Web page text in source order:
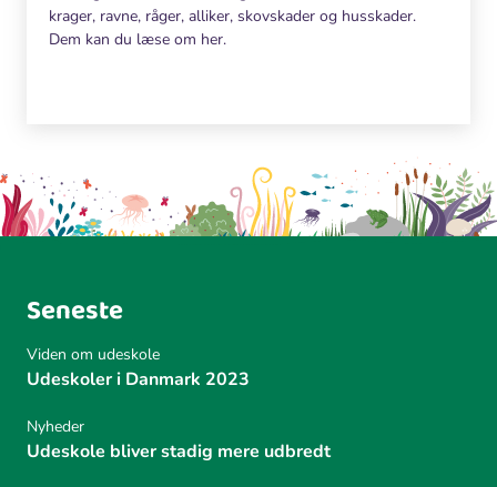
krager, ravne, råger, alliker, skovskader og husskader.
Dem kan du læse om her.
Seneste
Viden om udeskole
Udeskoler i Danmark 2023
Nyheder
Udeskole bliver stadig mere udbredt